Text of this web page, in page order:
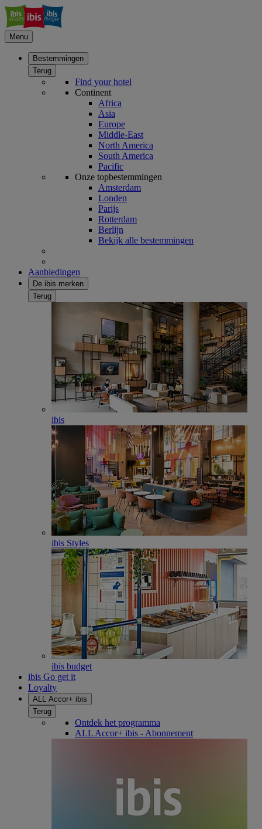
Menu
Bestemmingen
Terug
Find your hotel
Continent
Africa
Asia
Europe
Middle-East
North America
South America
Pacific
Onze topbestemmingen
Amsterdam
Londen
Parijs
Rotterdam
Berlijn
Bekijk alle bestemmingen
Aanbiedingen
De ibis merken
Terug
ibis
ibis Styles
ibis budget
ibis Go get it
Loyalty
ALL Accor+ ibis
Terug
Ontdek het programma
ALL Accor+ ibis - Abonnement